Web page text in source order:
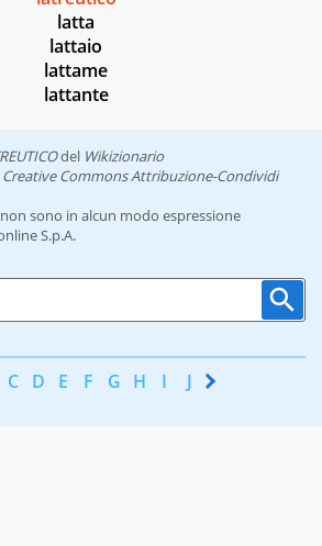
latta
lattaio
lattame
lattante
del Wikizionario
Creative Commons Attribuzione-Condividi
sono in alcun modo espressione
S.p.A.
C D E F G H I J K